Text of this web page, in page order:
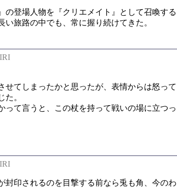
登場人物を『クリエメイト』として召喚する
旅路の中でも、常に握り続けてきた。
てしまったかと思ったが、表情からは怒って
。
て言うと、この杖を持って戦いの場に立つっ
印されるのを目撃する前なら兎も角、今のわ